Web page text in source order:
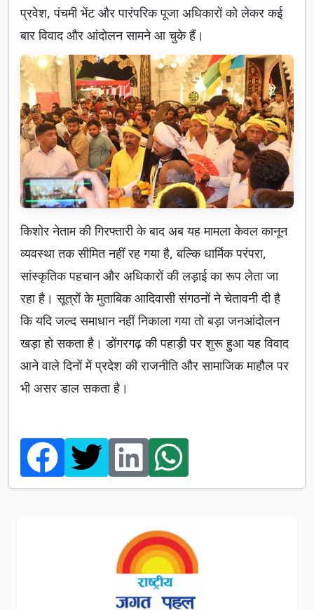
प्रवेश, पंचमी भेंट और पारंपरिक पूजा अधिकारों को लेकर कई
बार विवाद और आंदोलन सामने आ चुके हैं।
किशोर नेताम की गिरफ्तारी के बाद अब यह मामला केवल कानून
व्यवस्था तक सीमित नहीं रह गया है, बल्कि धार्मिक परंपरा,
सांस्कृतिक पहचान और अधिकारों की लड़ाई का रूप लेता जा
रहा है। सूत्रों के मुताबिक आदिवासी संगठनों ने चेतावनी दी है
कि यदि जल्द समाधान नहीं निकाला गया तो बड़ा जनआंदोलन
खड़ा हो सकता है। डोंगरगढ़ की पहाड़ी पर शुरू हुआ यह विवाद
आने वाले दिनों में प्रदेश की राजनीति और सामाजिक माहौल पर
भी असर डाल सकता है।